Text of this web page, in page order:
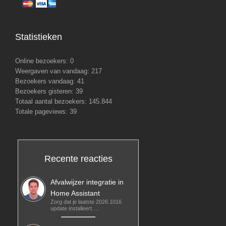
Statistieken
Online bezoekers: 0
Weergaven van vandaag: 217
Bezoekers vandaag: 41
Bezoekers gisteren: 39
Totaal aantal bezoekers: 145.844
Totale pageviews: 39
Recente reacties
Afvalwijzer integratie in
Home Assistant
Zorg dat je laatste 2026.1016
update installeert.…